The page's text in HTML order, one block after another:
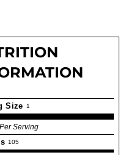
Size
1
Serving
105